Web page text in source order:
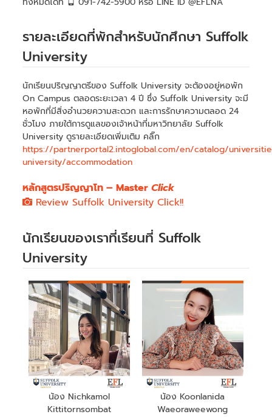
รายละเอียดที่พักสำหรับนักศึกษา Suffolk
University
นักเรียนปริญญาตรีของ Suffolk University จะต้องอยู่หอพัก
On Campus ตลอดระยะเวลา 4 ปี ซึ่ง Suffolk University จะมี
หอพักที่มีสิ่งอำนวยความสะดวก และการรักษาความตลอด 24
ชั่วโมง ภายใต้การดูแลของเจ้าหน้าที่มหาวิทยาลัย Suffolk
University ดูรายละเอียดเพิ่มเติม คลิ๊ก
https://partnerportal2.intoglobal.com/en/catalog/
university/accommodation
หลักสูตรปริญญาโท – MasterClick
Review Suffolk University Click!!
นักเรียนของเราที่เรียนที่ Suffolk
University
น้อง Nichkamol
Kittitornsombat
น้อง Koonlanida
Waeoraweewong